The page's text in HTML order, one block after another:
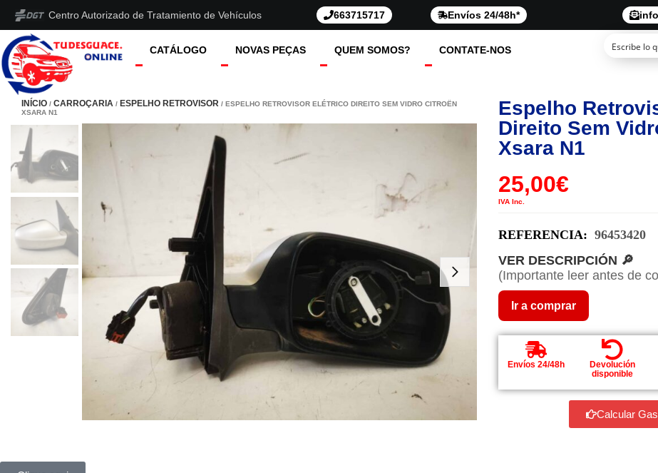
Centro Autorizado de Tratamiento de Vehículos 663715717 Envíos 24/48h*
CATÁLOGO NOVAS PEÇAS QUEM SOMOS? CONTATE-NOS
INÍCIO / CARROÇARIA / ESPELHO RETROVISOR / ESPELHO RETROVISOR ELÉTRICO DIREITO SEM VIDRO CITROËN
XSARA N1
Espelho
Direito Sem
Xsara N1
25,00€
IVA Inc.
REFERENCIA: 96453420
VER DESCRIPCIÓN 🔎
(Importante leer antes de
Ir a comprar
Envíos 24/48h
Devolución
disponible
Calcular